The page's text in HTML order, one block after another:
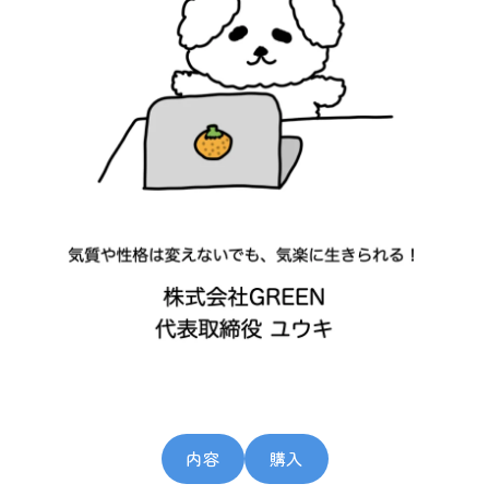
内容 購入